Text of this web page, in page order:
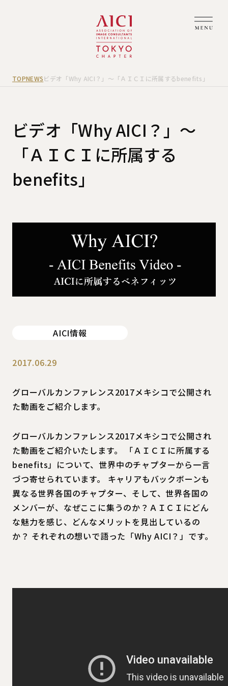
TOPNEWSビデオ「Why AICI？」～「ＡＩＣＩに所属するbenefits」
ビデオ「Why AICI？」～
「ＡＩＣＩに所属する
benefits」
AICI情報
2017.06.29
グローバルカンファレンス2017メキシコで公開され
た動画をご紹介します。
グローバルカンファレンス2017メキシコで公開され
た動画をご紹介いたします。 「ＡＩＣＩに所属する
benefits」について、世界中のチャプターから一言
づつ寄せられています。 キャリアもバックボーンも
異なる世界各国のチャプター、そして、世界各国の
メンバーが、なぜここに集うのか？ＡＩＣＩにどん
な魅力を感じ、どんなメリットを見出しているの
か？ それぞれの想いで語った「Why AICI？」です。